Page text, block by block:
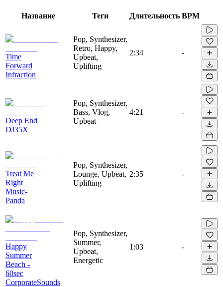
Название Теги Длительность BPM
Time
Forward
Infraction
Pop, Synthesizer,
Retro, Happy,
Upbeat,
Uplifting
2:34 -
Deep End
DJ35X
Pop, Synthesizer,
Bass, Vlog,
Upbeat
4:21 -
Treat Me
Right
Music-
Panda
Pop, Synthesizer,
Lounge, Upbeat,
Uplifting
2:35 -
Happy
Summer
Beach -
60sec
CorporateSounds
Pop, Synthesizer,
Summer,
Upbeat,
Energetic
1:03 -